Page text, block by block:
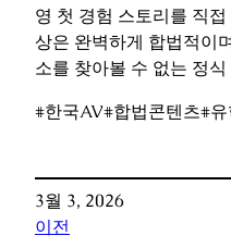
영 첫 경험 스토리를 직
상은 완벽하게 합법적이
소를 찾아볼 수 없는 정
#한국AV#합법콘텐츠#
3월 3, 2026
이전